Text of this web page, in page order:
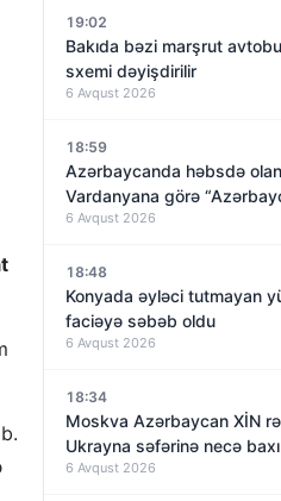
19:02
Bakıda bəzi marşrut
sxemi dəyişdirilir
6 Avqust 2026
18:59
Azərbaycanda həbsdə
Vardanyana görə
basmayacağını” dedi və…
6 Avqust 2026
18:48
Konyada əyləci tutmayan
faciəyə səbəb oldu
6 Avqust 2026
18:34
Moskva Azərbaycan XİN
Ukrayna səfərinə necə
6 Avqust 2026